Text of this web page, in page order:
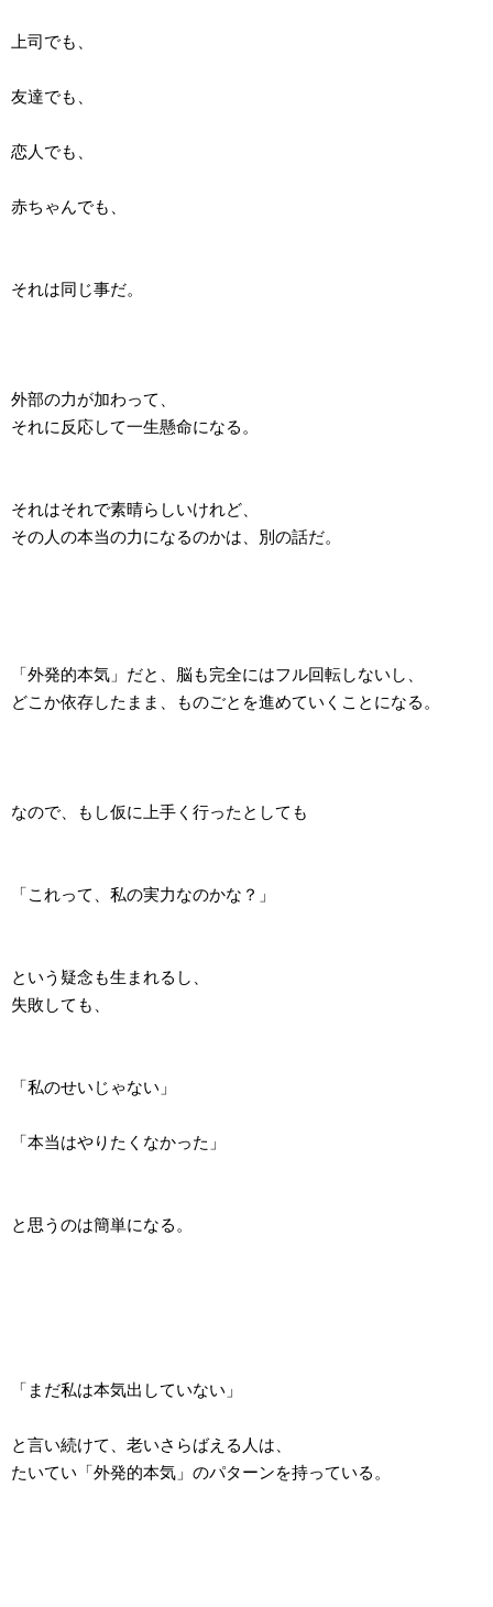
上司でも、
友達でも、
恋人でも、
赤ちゃんでも、
それは同じ事だ。
外部の力が加わって、
それに反応して一生懸命になる。
それはそれで素晴らしいけれど、
その人の本当の力になるのかは、別の話だ。
「外発的本気」だと、脳も完全にはフル回転しないし、
どこか依存したまま、ものごとを進めていくことになる。
なので、もし仮に上手く行ったとしても
「これって、私の実力なのかな？」
という疑念も生まれるし、
失敗しても、
「私のせいじゃない」
「本当はやりたくなかった」
と思うのは簡単になる。
「まだ私は本気出していない」
と言い続けて、老いさらばえる人は、
たいてい「外発的本気」のパターンを持っている。